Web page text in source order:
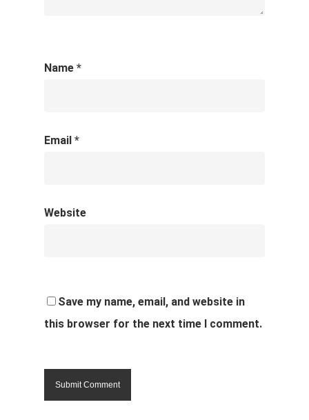
Name *
Email *
Website
Save my name, email, and website in
this browser for the next time I comment.